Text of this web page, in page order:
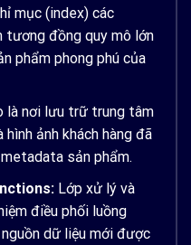
mục (index) các
tương đồng quy mô lớn
phẩm phong phú của
là nơi lưu trữ trung tâm
ảnh khách hàng đã
sản phẩm.
Lớp xử lý và
điều phối luồng
dữ liệu mới được